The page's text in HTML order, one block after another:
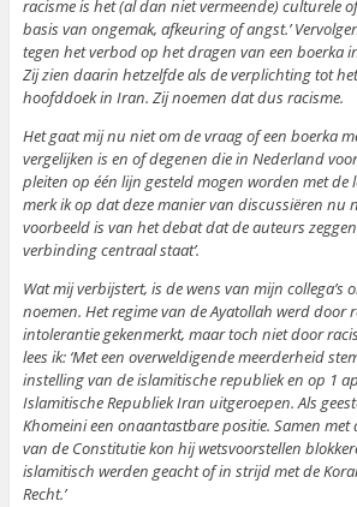
racisme is het (al dan niet vermeende) culturele
basis van ongemak, afkeuring of angst.’
tegen het verbod op het dragen van een boerka
Zij zien daarin hetzelfde als de verplichting tot
hoofddoek in Iran. Zij noemen dat dus racisme.
Het gaat mij nu niet om de vraag of een boerka
vergelijken is en of degenen die in Nederland
pleiten op één lijn gesteld mogen worden met de
merk ik op dat deze manier van discussiëren nu
voorbeeld is van het debat dat de auteurs
verbinding centraal staat’.
Wat mij verbijstert, is de wens van mijn collega’s
noemen. Het regime van de Ayatollah werd door
intolerantie gekenmerkt, maar toch niet door
lees ik: ‘Met een overweldigende meerderheid
instelling van de islamitische republiek en op 1
Islamitische Republiek Iran uitgeroepen. Als
Khomeini een onaantastbare positie. Samen met
van de Constitutie kon hij wetsvoorstellen
islamitisch werden geacht of in strijd met de
Recht.’